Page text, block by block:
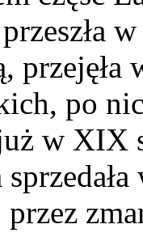
po
w XIX